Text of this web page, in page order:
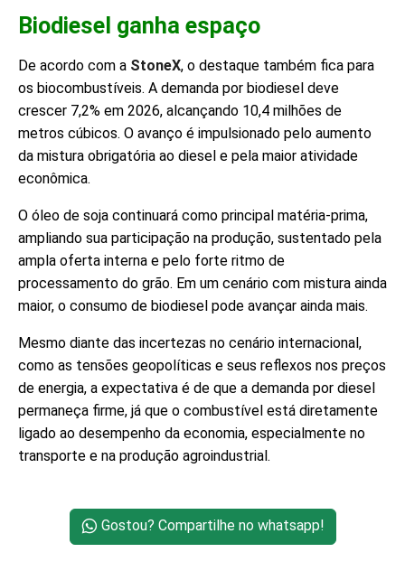
Biodiesel ganha espaço
De acordo com a StoneX, o destaque também fica para
os biocombustíveis. A demanda por biodiesel deve
crescer 7,2% em 2026, alcançando 10,4 milhões de
metros cúbicos. O avanço é impulsionado pelo aumento
da mistura obrigatória ao diesel e pela maior atividade
econômica.
O óleo de soja continuará como principal matéria-prima,
ampliando sua participação na produção, sustentado pela
ampla oferta interna e pelo forte ritmo de
processamento do grão. Em um cenário com mistura ainda
maior, o consumo de biodiesel pode avançar ainda mais.
Mesmo diante das incertezas no cenário internacional,
como as tensões geopolíticas e seus reflexos nos preços
de energia, a expectativa é de que a demanda por diesel
permaneça firme, já que o combustível está diretamente
ligado ao desempenho da economia, especialmente no
transporte e na produção agroindustrial.
Gostou? Compartilhe no whatsapp!